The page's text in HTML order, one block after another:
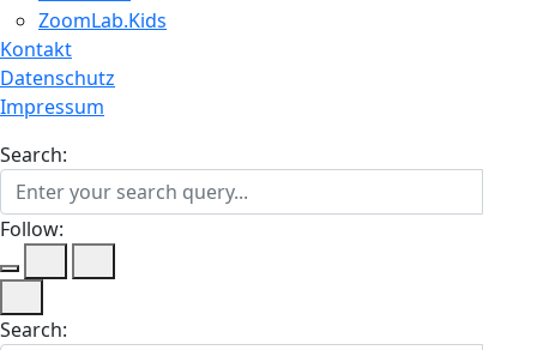
ZoomLab.Kids
Kontakt
Datenschutz
Impressum
Search:
Follow:
Search: